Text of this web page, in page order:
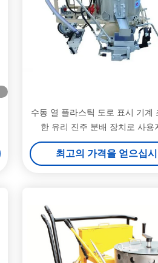
수동 열 플라스틱 도로 표시 기계
한 유리 진주 분배 장치로 사용
최고의 가격을 얻으십